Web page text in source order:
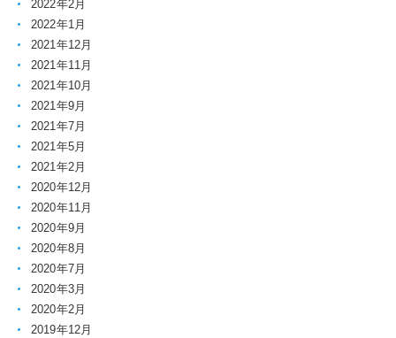
2022年2月
2022年1月
2021年12月
2021年11月
2021年10月
2021年9月
2021年7月
2021年5月
2021年2月
2020年12月
2020年11月
2020年9月
2020年8月
2020年7月
2020年3月
2020年2月
2019年12月